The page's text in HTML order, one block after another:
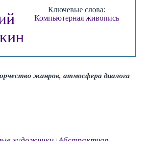
Ключевые слова:
Компьютерная живопись
жанров, атмосфера диалога